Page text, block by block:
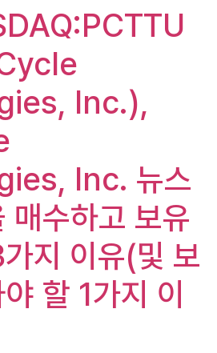
Inc.),
Inc. 뉴스
매수하고 보유
지 이유(및 보
할 1가지 이